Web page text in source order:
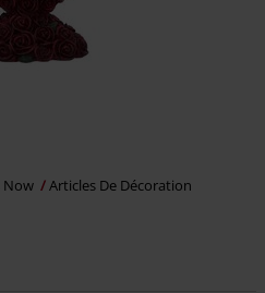
Now Articles De Décoration